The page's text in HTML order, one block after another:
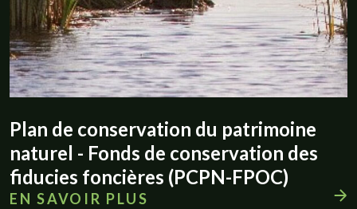
Plan de conservation du patrimoine
naturel - Fonds de conservation des
fiducies foncières (PCPN-FPOC)
EN SAVOIR PLUS